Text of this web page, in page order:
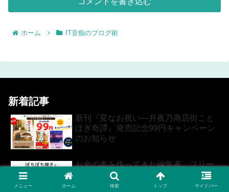
ホーム IT音痴のブログ術
新着記事
新刊『変なお祝い―月夜乃商店街こと
ほぎ奇譚』発売記念99円キャンペーン
のお知らせ
お金の本を作ってきた編集者、フリー
ランス20年の「お金のリアル」を出版
メニュー ホーム 検索 トップ サイドバー